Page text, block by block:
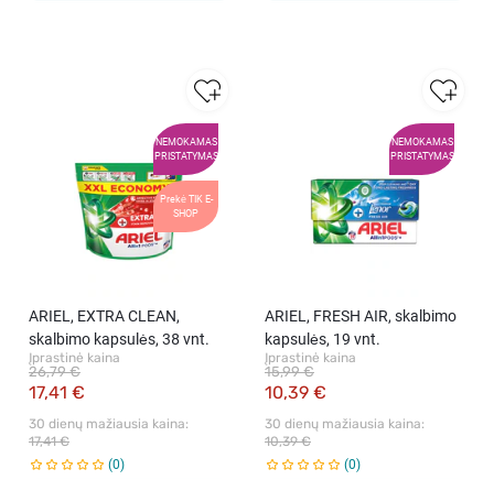
NEMOKAMAS
PRISTATYMAS
Prekė TIK E-
SHOP
ARIEL, EXTRA CLEAN,
skalbimo kapsulės, 38 vnt.
Įprastinė kaina
17,41 €
26,79 €
30 dienų mažiausia kaina:
17,41 €
0
NEMOKAMAS
PRISTATYMAS
ARIEL, FRESH AIR, skalbimo
kapsulės, 19 vnt.
Įprastinė kaina
10,39 €
15,99 €
30 dienų mažiausia kaina:
10,39 €
0